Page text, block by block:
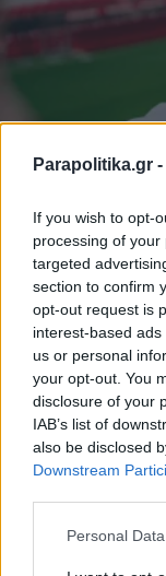
Parapolitika.gr -
If you wish to opt-
processing of
targeted
section to confirm
opt-out request is
interest-based
us or personal
your opt-out. You
disclosure of your
IAB’s list of
also be disclosed
Downstream
Personal
ΑΘΛΗΤΙΚΑ ΝΕΑ
Ουναΐ,
Παναθηναϊκό
που επέλεξε